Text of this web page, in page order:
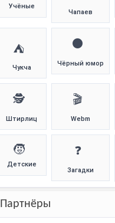
Учёные
Чапаев
⛺
Чукча
⚫
Чёрный юмор
🕵️
Штирлиц
🎬
Webm
🧒
Детские
❓
Загадки
Партнёры